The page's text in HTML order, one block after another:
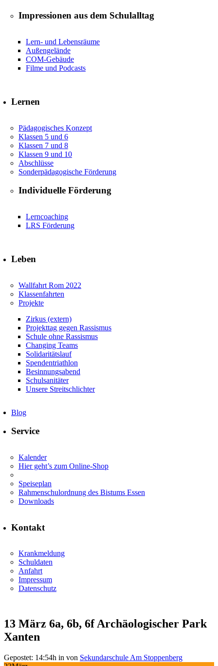
Impressionen aus dem Schulalltag
Lern- und Lebensräume
Außengelände
COM-Gebäude
Filme und Podcasts
Lernen
Pädagogisches Konzept
Klassen 5 und 6
Klassen 7 und 8
Klassen 9 und 10
Abschlüsse
Sonderpädagogische Förderung
Individuelle Förderung
Lerncoaching
LRS Förderung
Leben
Wallfahrt Rom 2022
Klassenfahrten
Projekte
Zirkus (extern)
Projekttag gegen Rassismus
Schule ohne Rassismus
Changing Teams
Solidaritätslauf
Spendentriathlon
Besinnungsabend
Schulsanitäter
Unsere Streitschlichter
Blog
Service
Kalender
Hier geht’s zum Online-Shop
Speiseplan
Rahmenschulordnung des Bistums Essen
Downloads
Kontakt
Krankmeldung
Schuldaten
Anfahrt
Impressum
Datenschutz
13 März 6a, 6b, 6f Archäologischer Park
Xanten
Gepostet: 14:54h in von Sekundarschule Am Stoppenberg